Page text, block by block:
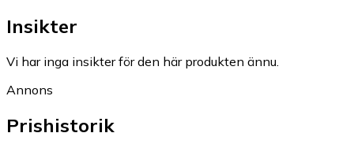
Insikter
Vi har inga insikter för den här produkten ännu.
Annons
Prishistorik